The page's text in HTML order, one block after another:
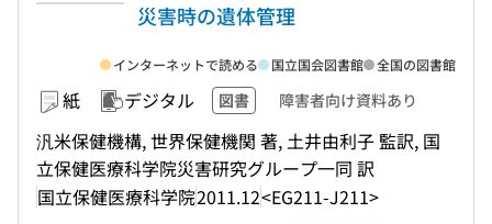
災害時の遺体管理
紙 デジタル 図書 障害者向け資料あり
汎米保健機構, 世界保健機関 著, 土井由利子 監訳, 国
立保健医療科学院災害研究グループ一同 訳
国立保健医療科学院2011.12<EG211-J211>
インターネットで読める 国立国会図書館 全国の図書館